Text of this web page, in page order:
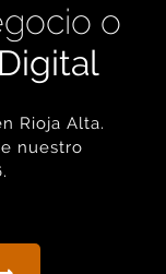
o
Rioja Alta.
nuestro